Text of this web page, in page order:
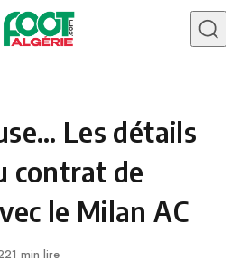
Les détails
contrat de
le Milan AC
1 min lire